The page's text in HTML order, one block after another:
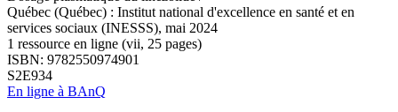
Québec (Québec) : Institut national d'excellence en santé et en
services sociaux (INESSS), mai 2024
1 ressource en ligne (vii, 25 pages)
ISBN: 9782550974901
S2E934
En ligne à BAnQ